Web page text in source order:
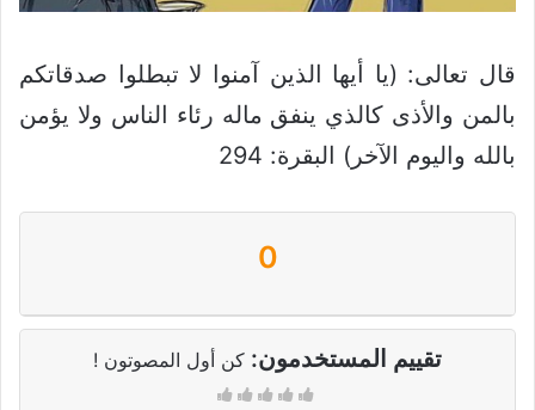
قال تعالى: (يا أيها الذين آمنوا لا تبطلوا صدقاتكم
بالمن والأذى كالذي ينفق ماله رئاء الناس ولا يؤمن
بالله واليوم الآخر) البقرة: 294
0
تقييم المستخدمون: كن أول المصوتون !